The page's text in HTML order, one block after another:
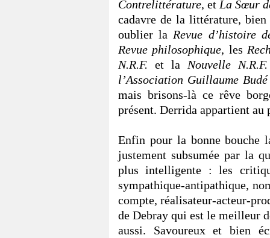
Contrelittérature, et La Sœur
cadavre de la littérature, bien
oublier la Revue d’histoire
Revue philosophique, les
N.R.F. et la Nouvelle N.R.F.
l’Association Guillaume Budé
mais brisons-là ce rêve
présent. Derrida appartient au
Enfin pour la bonne bouche
justement subsumée par la
plus intelligente : les
sympathique-antipathique,
compte, réalisateur-acteur-
de Debray qui est le meilleur
aussi. Savoureux et bien